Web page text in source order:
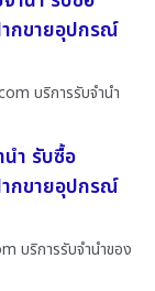
กขายอุปกรณ์
บริการรับจำนำ
ำ รับซื้อ
กขายอุปกรณ์
บริการรับจำนำของ